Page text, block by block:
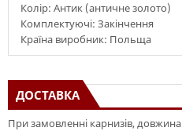
Колір: Антик (античне золото)
Комплектуючі: Закінчення
Країна виробник: Польща
ДОСТАВКА
При замовленні карнизів,